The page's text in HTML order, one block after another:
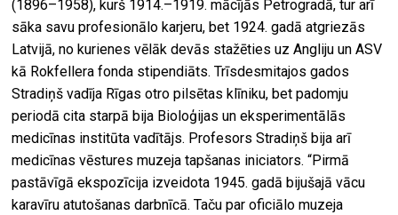
(1896–1958), kurš 1914.–1919. mācījās Petrogradā, tur arī
sāka savu profesionālo karjeru, bet 1924. gadā atgriezās
Latvijā, no kurienes vēlāk devās stažēties uz Angliju un ASV
kā Rokfellera fonda stipendiāts. Trīsdesmitajos gados
Stradiņš vadīja Rīgas otro pilsētas klīniku, bet padomju
periodā cita starpā bija Bioloģijas un eksperimentālās
medicīnas institūta vadītājs. Profesors Stradiņš bija arī
medicīnas vēstures muzeja tapšanas iniciators. “Pirmā
pastāvīgā ekspozīcija izveidota 1945. gadā bijušajā vācu
karavīru atutošanas darbnīcā. Taču par oficiālo muzeja